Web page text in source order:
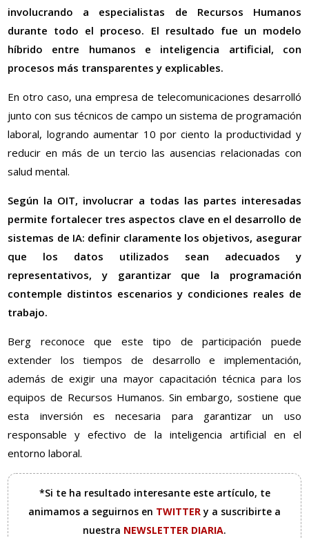
involucrando a especialistas de Recursos Humanos
durante todo el proceso. El resultado fue un modelo
híbrido entre humanos e inteligencia artificial, con
procesos más transparentes y explicables.
En otro caso, una empresa de telecomunicaciones desarrolló
junto con sus técnicos de campo un sistema de programación
laboral, logrando aumentar 10 por ciento la productividad y
reducir en más de un tercio las ausencias relacionadas con
salud mental.
Según la OIT, involucrar a todas las partes interesadas
permite fortalecer tres aspectos clave en el desarrollo de
sistemas de IA: definir claramente los objetivos, asegurar
que los datos utilizados sean adecuados y
representativos, y garantizar que la programación
contemple distintos escenarios y condiciones reales de
trabajo.
Berg reconoce que este tipo de participación puede
extender los tiempos de desarrollo e implementación,
además de exigir una mayor capacitación técnica para los
equipos de Recursos Humanos. Sin embargo, sostiene que
esta inversión es necesaria para garantizar un uso
responsable y efectivo de la inteligencia artificial en el
entorno laboral.
*Si te ha resultado interesante este artículo, te
animamos a seguirnos en TWITTERy a suscribirte a
nuestra NEWSLETTER DIARIA.